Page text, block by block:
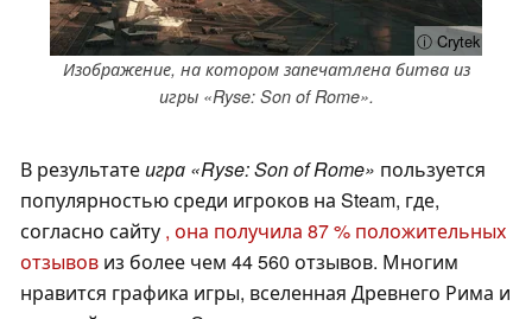
ⓘ Crytek
Изображение, на котором запечатлена битва из
игры «Ryse: Son of Rome».
В результате игра «Ryse: Son of Rome» пользуется
популярностью среди игроков на Steam, где,
согласно сайту , она получила 87 % положительных
отзывов из более чем 44 560 отзывов. Многим
нравится графика игры, вселенная Древнего Рима и